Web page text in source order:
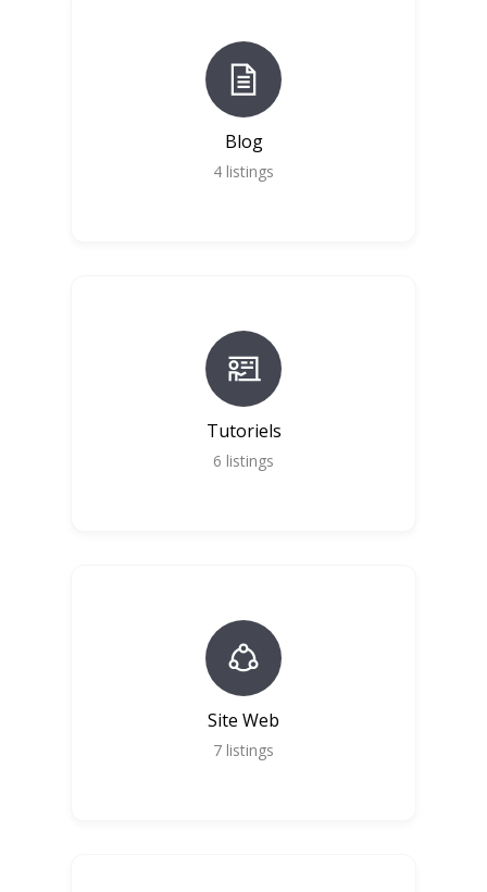
Blog
4 listings
Tutoriels
6 listings
Site Web
7 listings